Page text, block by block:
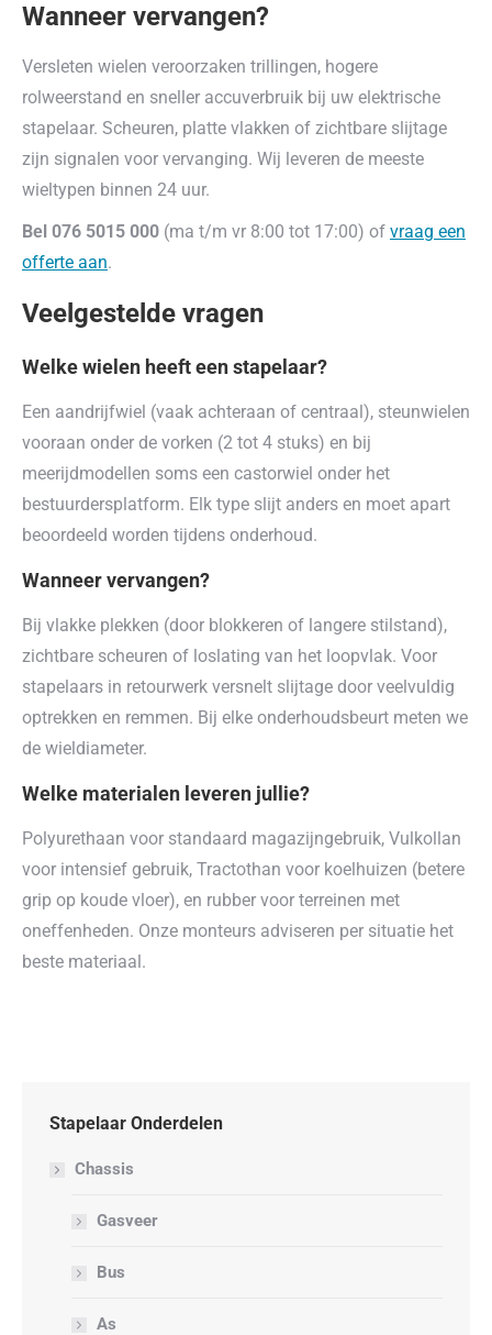
Wanneer vervangen?
Versleten wielen veroorzaken trillingen, hogere
rolweerstand en sneller accuverbruik bij uw elektrische
stapelaar. Scheuren, platte vlakken of zichtbare slijtage
zijn signalen voor vervanging. Wij leveren de meeste
wieltypen binnen 24 uur.
Bel 076 5015 000 (ma t/m vr 8:00 tot 17:00) of vraag een
offerte aan.
Veelgestelde vragen
Welke wielen heeft een stapelaar?
Een aandrijfwiel (vaak achteraan of centraal), steunwielen
vooraan onder de vorken (2 tot 4 stuks) en bij
meerijdmodellen soms een castorwiel onder het
bestuurdersplatform. Elk type slijt anders en moet apart
beoordeeld worden tijdens onderhoud.
Wanneer vervangen?
Bij vlakke plekken (door blokkeren of langere stilstand),
zichtbare scheuren of loslating van het loopvlak. Voor
stapelaars in retourwerk versnelt slijtage door veelvuldig
optrekken en remmen. Bij elke onderhoudsbeurt meten we
de wieldiameter.
Welke materialen leveren jullie?
Polyurethaan voor standaard magazijngebruik, Vulkollan
voor intensief gebruik, Tractothan voor koelhuizen (betere
grip op koude vloer), en rubber voor terreinen met
oneffenheden. Onze monteurs adviseren per situatie het
beste materiaal.
Stapelaar Onderdelen
Chassis
Gasveer
Bus
As